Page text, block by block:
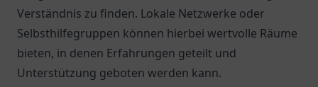
Verständnis zu finden. Lokale Netzwerke oder
Selbsthilfegruppen können hierbei wertvolle Räume
bieten, in denen Erfahrungen geteilt und
Unterstützung geboten werden kann.